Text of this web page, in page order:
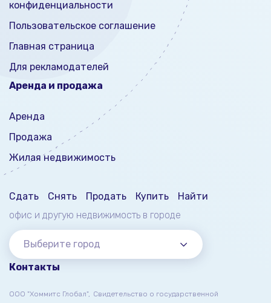
конфиденциальности
Пользовательское соглашение
Главная страница
Для рекламодателей
Аренда и продажа
Аренда
Продажа
Жилая недвижимость
Сдать Снять Продать Купить
Найти
офис и другую недвижимость в городе
Выберите город
Контакты
ООО "Хоммитс Глобал", Свидетельство о государственной